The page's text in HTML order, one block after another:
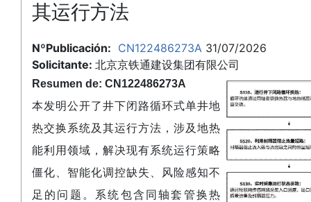
其运行方法
NºPublicación: CN122486273A 31/07/2026
Solicitante: 北京京铁通建设集团有限公司
Resumen de: CN122486273A
本发明公开了井下闭路循环式单井地
热交换系统及其运行方法，涉及地热
能利用领域，解决现有系统运行策略
僵化、智能化调控缺失、风险感知不
足的问题。系统包含同轴套管换热